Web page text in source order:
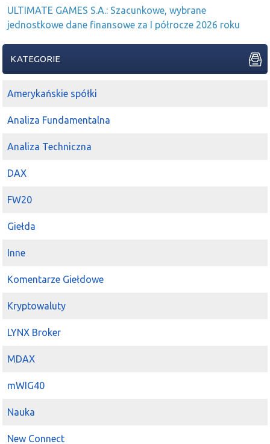
ULTIMATE GAMES S.A.: Szacunkowe, wybrane
jednostkowe dane finansowe za I półrocze 2026 roku
KATEGORIE
Amerykańskie spółki
Analiza Fundamentalna
Analiza Techniczna
DAX
FW20
Giełda
Inne
Komentarze Giełdowe
Kryptowaluty
LYNX Broker
MDAX
mWIG40
Nauka
New Connect